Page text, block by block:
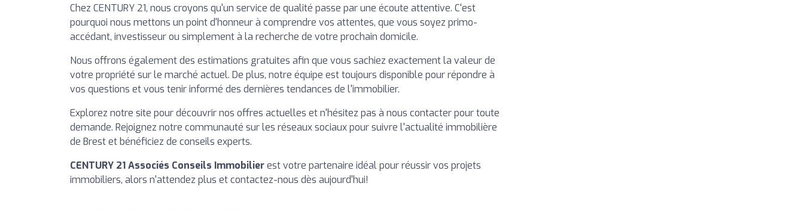
Chez CENTURY 21, nous croyons qu'un service de qualité passe par une écoute attentive. C'est
pourquoi nous mettons un point d'honneur à comprendre vos attentes, que vous soyez primo-
accédant, investisseur ou simplement à la recherche de votre prochain domicile.
Nous offrons également des estimations gratuites afin que vous sachiez exactement la valeur de
votre propriété sur le marché actuel. De plus, notre équipe est toujours disponible pour répondre à
vos questions et vous tenir informé des dernières tendances de l'immobilier.
Explorez notre site pour découvrir nos offres actuelles et n'hésitez pas à nous contacter pour toute
demande. Rejoignez notre communauté sur les réseaux sociaux pour suivre l'actualité immobilière
de Brest et bénéficiez de conseils experts.
CENTURY 21 Associés Conseils Immobilierest votre partenaire idéal pour réussir vos projets
immobiliers, alors n'attendez plus et contactez-nous dès aujourd'hui!